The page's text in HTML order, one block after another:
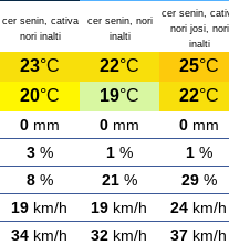
cer senin, cativa
nori inalti
cer senin, nori
inalti
cer senin,
nori josi, nori
inalti
23°C 22°C 25°C
20°C 19°C 22°C
0mm 0mm 0mm
3% 1% 1%
8% 21% 29%
19 km/h 19 km/h 24 km/h
34 km/h 32 km/h 37 km/h